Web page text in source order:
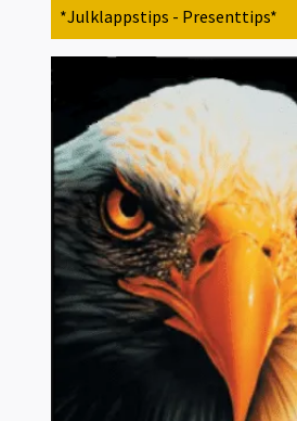
*Julklappstips - Presenttips*